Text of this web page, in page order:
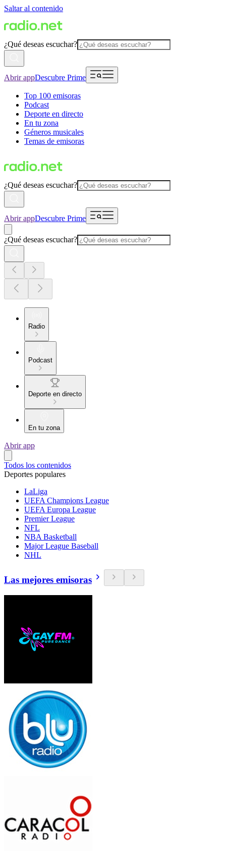
Saltar al contenido
¿Qué deseas escuchar?
Abrir appDescubre Prime
Top 100 emisoras
Podcast
Deporte en directo
En tu zona
Géneros musicales
Temas de emisoras
¿Qué deseas escuchar?
Abrir appDescubre Prime
¿Qué deseas escuchar?
Radio
Podcast
Deporte en directo
En tu zona
Abrir app
Todos los contenidos
Deportes populares
LaLiga
UEFA Champions League
UEFA Europa League
Premier League
NFL
NBA Basketball
Major League Baseball
NHL
Las mejores emisoras